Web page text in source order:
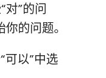
对”的问
的问题。
可以”中选